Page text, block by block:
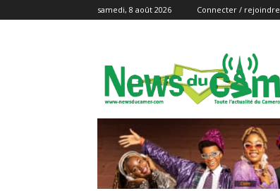
samedi, 8 août 2026 Connecter / rejoindre